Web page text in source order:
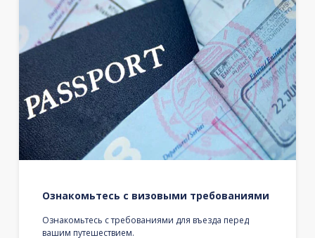
Ознакомьтесь с визовыми требованиями
Ознакомьтесь с требованиями для въезда перед
вашим путешествием.